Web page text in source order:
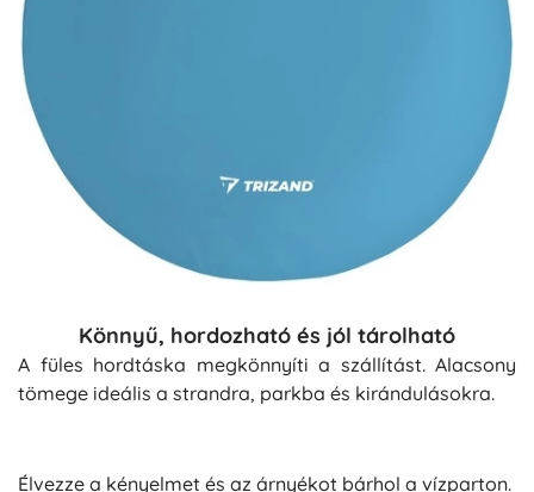
Könnyű, hordozható és jól tárolható
A füles hordtáska megkönnyíti a szállítást. Alacsony
tömege ideális a strandra, parkba és kirándulásokra.
Élvezze a kényelmet és az árnyékot bárhol a vízparton.